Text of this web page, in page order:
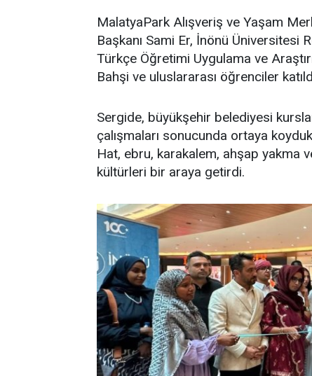
MalatyaPark Alışveriş ve Yaşam
Başkanı Sami Er, İnönü Üniversitesi
Türkçe Öğretimi Uygulama ve
Bahşi ve uluslararası öğrenciler
Sergide, büyükşehir belediyesi
çalışmaları sonucunda ortaya
Hat, ebru, karakalem, ahşap yakma
kültürleri bir araya getirdi.